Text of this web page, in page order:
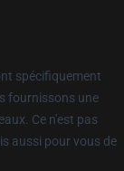
spécifiquement
fournissons une
Ce n'est pas
aussi pour vous de